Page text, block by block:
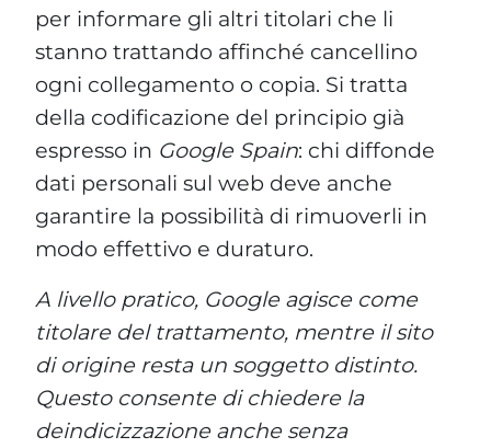
per informare gli altri titolari che li
stanno trattando affinché cancellino
ogni collegamento o copia. Si tratta
della codificazione del principio già
espresso in Google Spain: chi diffonde
dati personali sul web deve anche
garantire la possibilità di rimuoverli in
modo effettivo e duraturo.
A livello pratico, Google agisce come
titolare del trattamento, mentre il sito
di origine resta un soggetto distinto.
Questo consente di chiedere la
deindicizzazione anche senza